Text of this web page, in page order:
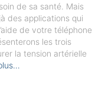
de sa santé. Mais
des applications qui
de votre téléphone
les trois
la tension artérielle